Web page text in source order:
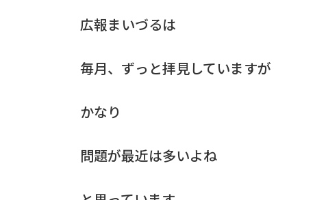
広報まいづるは
毎月、ずっと拝見していますが
かなり
問題が最近は多いよね